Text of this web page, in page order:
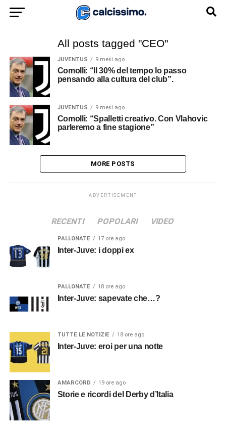
All posts tagged "CEO"
JUVENTUS 9 mesi ago
Comolli: “Il 30% del tempo lo passo
pensando alla cultura del club”.
JUVENTUS 9 mesi ago
Comolli: “Spalletti creativo. Con Vlahovic
parleremo a fine stagione”
MORE POSTS
ADVERTISEMENT
RECENTI POPOLARI VIDEO
PALLONATE 17 ore ago
Inter-Juve: i doppi ex
PALLONATE 18 ore ago
Inter-Juve: sapevate che…?
TUTTE LE NOTIZIE 18 ore ago
Inter-Juve: eroi per una notte
AMARCORD 19 ore ago
Storie e ricordi del Derby d’Italia